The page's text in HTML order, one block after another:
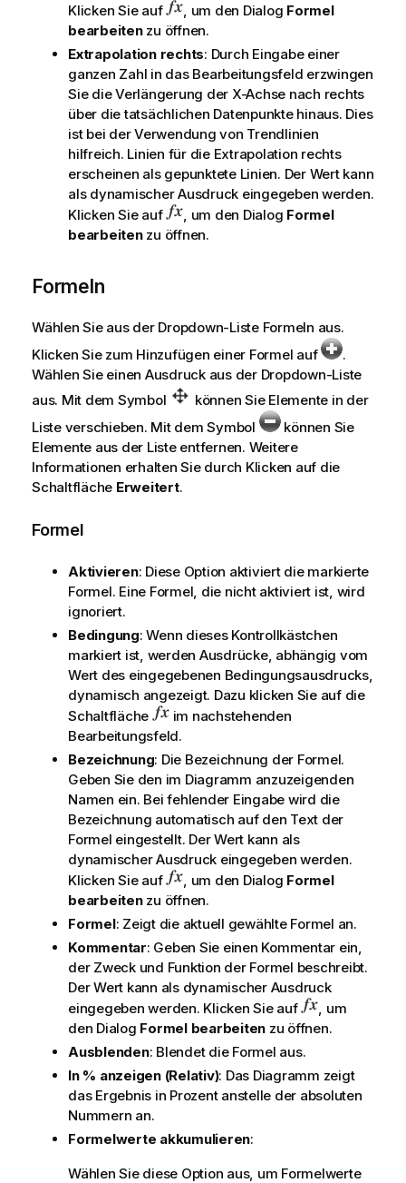
Klicken Sie auf
, um den Dialog Formel
bearbeitenzu öffnen.
Extrapolation rechts: Durch Eingabe einer
ganzen Zahl in das Bearbeitungsfeld erzwingen
Sie die Verlängerung der X-Achse nach rechts
über die tatsächlichen Datenpunkte hinaus. Dies
ist bei der Verwendung von Trendlinien
hilfreich. Linien für die Extrapolation rechts
erscheinen als gepunktete Linien. Der Wert kann
als dynamischer Ausdruck eingegeben werden.
Klicken Sie auf
, um den Dialog Formel
bearbeitenzu öffnen.
Formeln
Wählen Sie aus der Dropdown-Liste Formeln aus.
Klicken Sie zum Hinzufügen einer Formel auf
.
Wählen Sie einen Ausdruck aus der Dropdown-Liste
aus. Mit dem Symbol
können Sie Elemente in der
Liste verschieben. Mit dem Symbol
können Sie
Elemente aus der Liste entfernen. Weitere
Informationen erhalten Sie durch Klicken auf die
Schaltfläche Erweitert.
Formel
Aktivieren: Diese Option aktiviert die markierte
Formel. Eine Formel, die nicht aktiviert ist, wird
ignoriert.
Bedingung: Wenn dieses Kontrollkästchen
markiert ist, werden Ausdrücke, abhängig vom
Wert des eingegebenen Bedingungsausdrucks,
dynamisch angezeigt. Dazu klicken Sie auf die
Schaltfläche
im nachstehenden
Bearbeitungsfeld.
Bezeichnung: Die Bezeichnung der Formel.
Geben Sie den im Diagramm anzuzeigenden
Namen ein. Bei fehlender Eingabe wird die
Bezeichnung automatisch auf den Text der
Formel eingestellt. Der Wert kann als
dynamischer Ausdruck eingegeben werden.
Klicken Sie auf
, um den Dialog Formel
bearbeitenzu öffnen.
Formel: Zeigt die aktuell gewählte Formel an.
Kommentar: Geben Sie einen Kommentar ein,
der Zweck und Funktion der Formel beschreibt.
Der Wert kann als dynamischer Ausdruck
eingegeben werden. Klicken Sie auf
, um
den Dialog Formel bearbeiten zu öffnen.
Ausblenden: Blendet die Formel aus.
In % anzeigen (Relativ): Das Diagramm zeigt
das Ergebnis in Prozent anstelle der absoluten
Nummern an.
Formelwerte akkumulieren:
Wählen Sie diese Option aus, um Formelwerte